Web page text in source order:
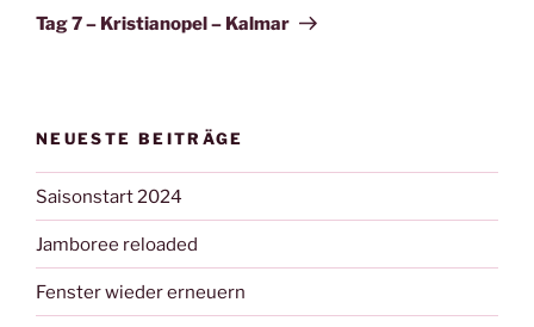
Beitrag
Tag 7 – Kristianopel – Kalmar
NEUESTE BEITRÄGE
Saisonstart 2024
Jamboree reloaded
Fenster wieder erneuern